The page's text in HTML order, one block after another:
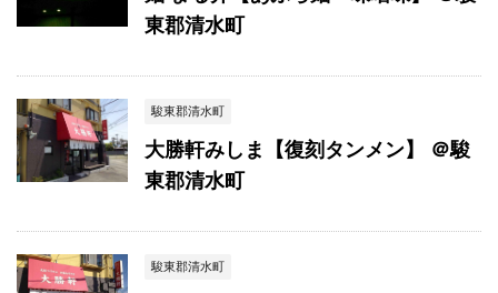
東郡清水町
駿東郡清水町
大勝軒みしま【復刻タンメン】 ＠駿
東郡清水町
駿東郡清水町